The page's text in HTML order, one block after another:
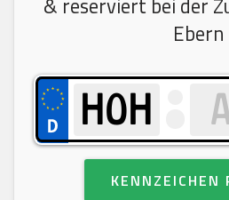
Ebern
KENNZEICHEN